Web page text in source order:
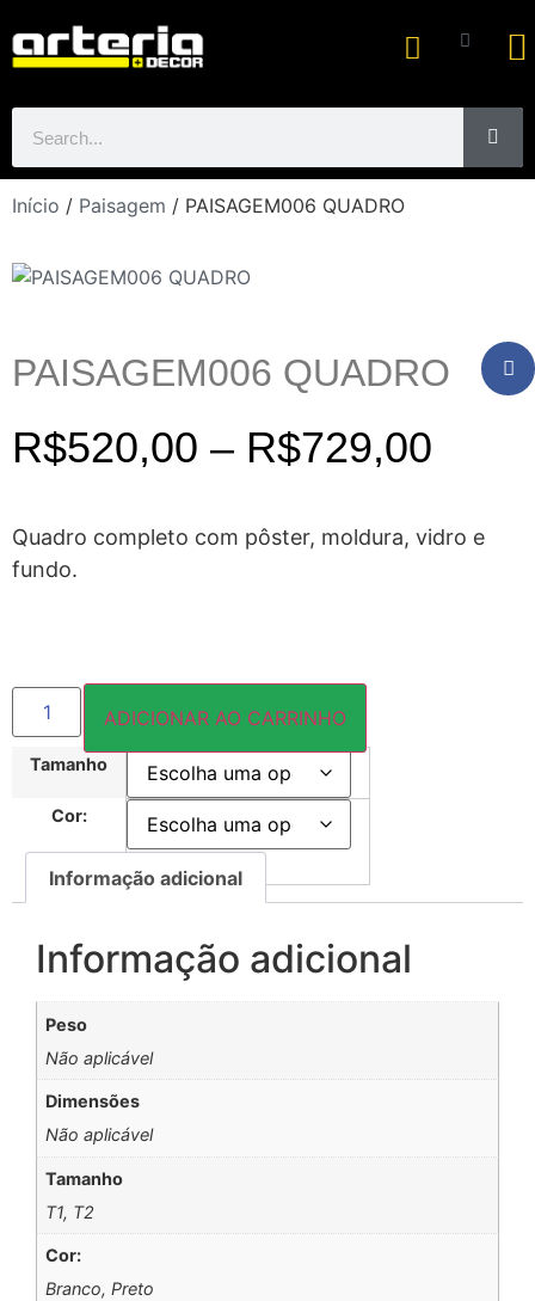
Início / Paisagem / PAISAGEM006 QUADRO
PAISAGEM006 QUADRO
R$520,00 – R$729,00
Quadro completo com pôster, moldura, vidro e
fundo.
Tamanho
Cor:
ADICIONAR AO CARRINHO
Informação adicional
Informação adicional
Peso
Não aplicável
Dimensões
Não aplicável
Tamanho
T1, T2
Cor:
Branco, Preto